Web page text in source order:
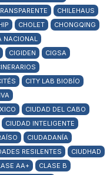
CHILEHAUS
CHOLET
CHONGQING
NACIONAL
CIGIDEN
CIGSA
CITY LAB BIOBÍO
CIUDAD DEL CABO
CIUDAD INTELIGENTE
CIUDADANÍA
RESILENTES
CIUDHAD
AA+ CLASE B